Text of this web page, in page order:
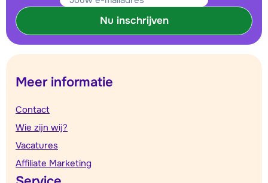
Nu inschrijven
Meer informatie
Contact
Wie zijn wij?
Vacatures
Affiliate Marketing